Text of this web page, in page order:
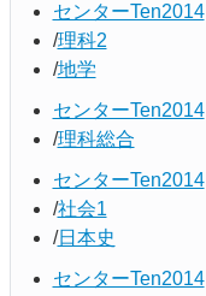
センターTen2014
理科2
地学
センターTen2014
理科総合
センターTen2014
社会1
日本史
センターTen2014